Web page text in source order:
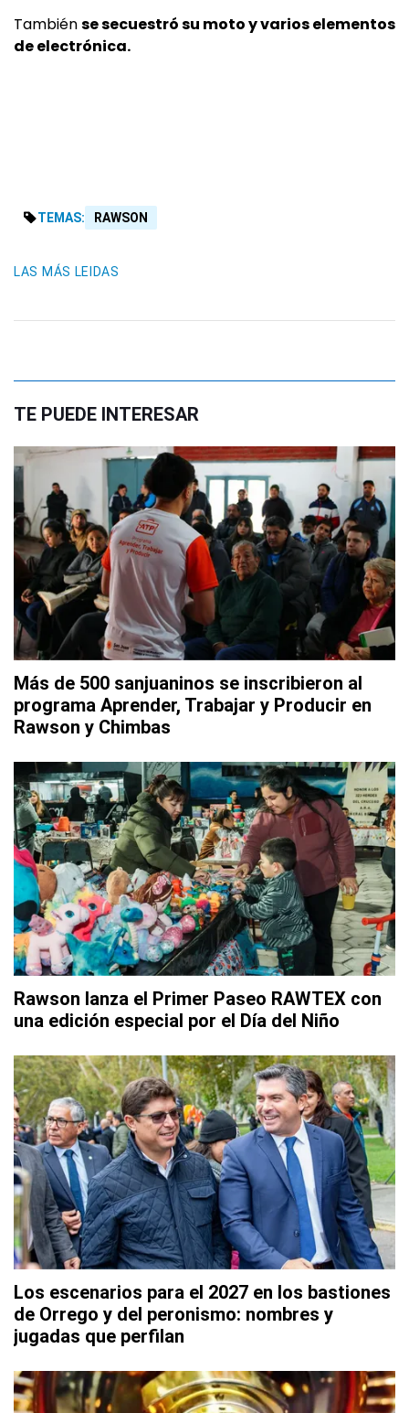
Tambiénse secuestró su moto y varios elementos
de electrónica.
TEMAS: RAWSON
LAS MÁS LEIDAS
TE PUEDE INTERESAR
Más de 500 sanjuaninos se inscribieron al
programa Aprender, Trabajar y Producir en
Rawson y Chimbas
Rawson lanza el Primer Paseo RAWTEX con
una edición especial por el Día del Niño
Los escenarios para el 2027 en los bastiones
de Orrego y del peronismo: nombres y
jugadas que perfilan